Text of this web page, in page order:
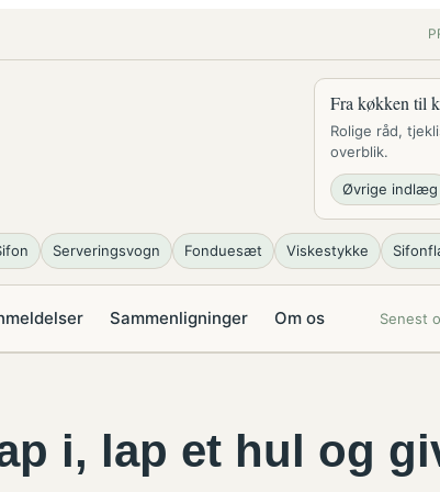
Fra køkken til
Rolige råd,
overblik.
Øvrige indlæg
Serveringsvogn Fonduesæt Viskestykke
Sammenligninger Om os Senest
i, lap et hul og